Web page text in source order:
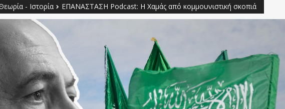
- Ιστορία ΕΠΑΝΑΣΤΑΣΗ Podcast: Η Χαμάς από κομμουνιστική σκοπιά